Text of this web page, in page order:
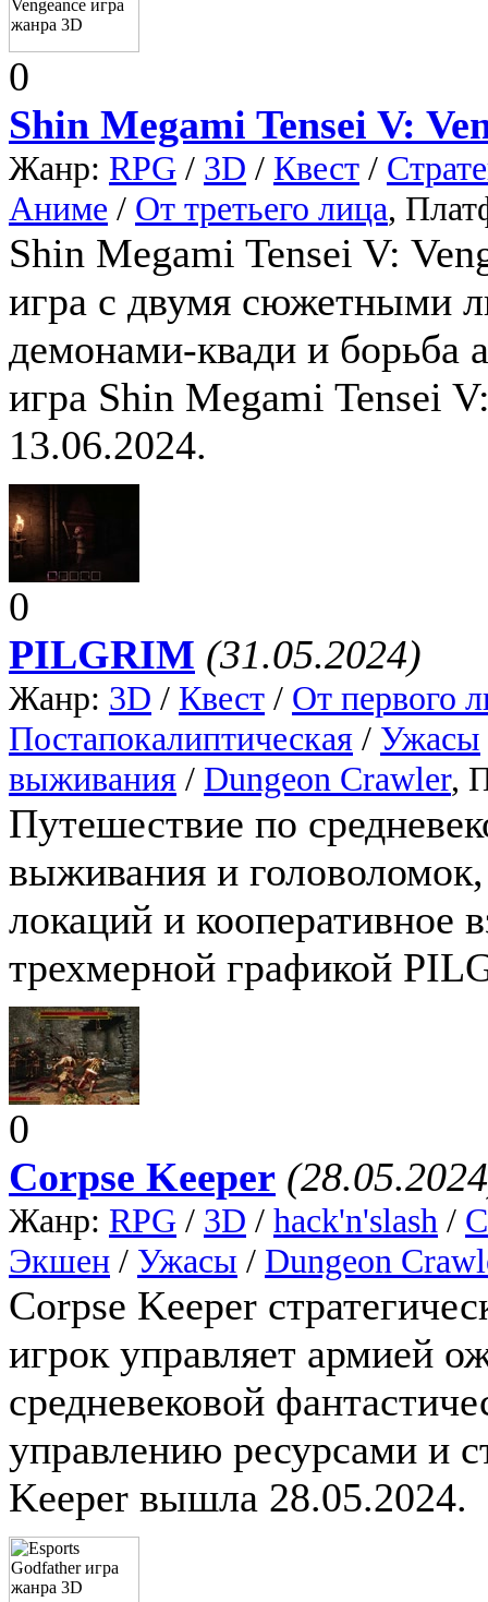
0
Shin Megami Tensei V:
Жанр: RPG / 3D / Квест /
Аниме / От третьего лица,
Shin Megami Tensei V:
игра с двумя сюжетными
демонами-квади и борьба
игра Shin Megami Tensei
13.06.2024.
0
PILGRIM (31.05.2024)
Жанр: 3D / Квест / От первого
Постапокалиптическая / Ужасы
выживания / Dungeon Crawler,
Путешествие по
выживания и
локаций и кооперативное
трехмерной графикой
0
Corpse Keeper
Жанр: RPG / 3D / hack'n'slash /
Экшен / Ужасы / Dungeon
Corpse Keeper
игрок управляет армией
средневековой
управлению ресурсами и
Keeper вышла 28.05.2024.